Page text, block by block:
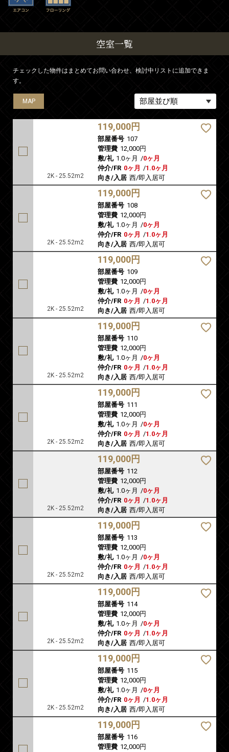
空室一覧
チェックした物件はまとめてお問い合わせ、検討中リストに追加できま
す。
MAP
2K - 25.52m2
119,000円
部屋番号 107
管理費 12,000円
敷/礼 1.0ヶ月 /0ヶ月
仲介/FR 0ヶ月 /1.0ヶ月
向き/入居 西/即入居可
MAP
2K - 25.52m2
119,000円
部屋番号 108
管理費 12,000円
敷/礼 1.0ヶ月 /0ヶ月
仲介/FR 0ヶ月 /1.0ヶ月
向き/入居 西/即入居可
MAP
2K - 25.52m2
119,000円
部屋番号 109
管理費 12,000円
敷/礼 1.0ヶ月 /0ヶ月
仲介/FR 0ヶ月 /1.0ヶ月
向き/入居 西/即入居可
MAP
2K - 25.52m2
119,000円
部屋番号 110
管理費 12,000円
敷/礼 1.0ヶ月 /0ヶ月
仲介/FR 0ヶ月 /1.0ヶ月
向き/入居 西/即入居可
MAP
2K - 25.52m2
119,000円
部屋番号 111
管理費 12,000円
敷/礼 1.0ヶ月 /0ヶ月
仲介/FR 0ヶ月 /1.0ヶ月
向き/入居 西/即入居可
MAP
2K - 25.52m2
119,000円
部屋番号 112
管理費 12,000円
敷/礼 1.0ヶ月 /0ヶ月
仲介/FR 0ヶ月 /1.0ヶ月
向き/入居 西/即入居可
MAP
2K - 25.52m2
119,000円
部屋番号 113
管理費 12,000円
敷/礼 1.0ヶ月 /0ヶ月
仲介/FR 0ヶ月 /1.0ヶ月
向き/入居 西/即入居可
MAP
2K - 25.52m2
119,000円
部屋番号 114
管理費 12,000円
敷/礼 1.0ヶ月 /0ヶ月
仲介/FR 0ヶ月 /1.0ヶ月
向き/入居 西/即入居可
MAP
2K - 25.52m2
119,000円
部屋番号 115
管理費 12,000円
敷/礼 1.0ヶ月 /0ヶ月
仲介/FR 0ヶ月 /1.0ヶ月
向き/入居 西/即入居可
MAP
119,000円
部屋番号 116
管理費 12,000円
MAP
MAP
MAP
MAP
MAP
MAP
MAP
MAP
MAP
MAP
MAP
MAP
MAP
MAP
MAP
MAP
MAP
MAP
MAP